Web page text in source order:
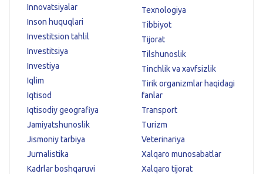
Innovatsiyalar
Inson huquqlari
Investitsion tahlil
Investitsiya
Investiya
Iqlim
Iqtisod
Iqtisodiy geografiya
Jamiyatshunoslik
Jismoniy tarbiya
Jurnalistika
Kadrlar boshqaruvi
Texnologiya
Tibbiyot
Tijorat
Tilshunoslik
Tinchlik va xavfsizlik
Tirik organizmlar haqidagi
fanlar
Transport
Turizm
Veterinariya
Xalqaro munosabatlar
Xalqaro tijorat